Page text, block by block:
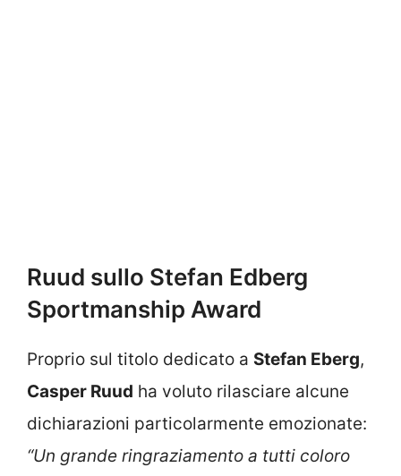
Ruud sullo Stefan Edberg
Sportmanship Award
Proprio sul titolo dedicato a Stefan Eberg,
Casper Ruud ha voluto rilasciare alcune
dichiarazioni particolarmente emozionate:
“Un grande ringraziamento a tutti coloro